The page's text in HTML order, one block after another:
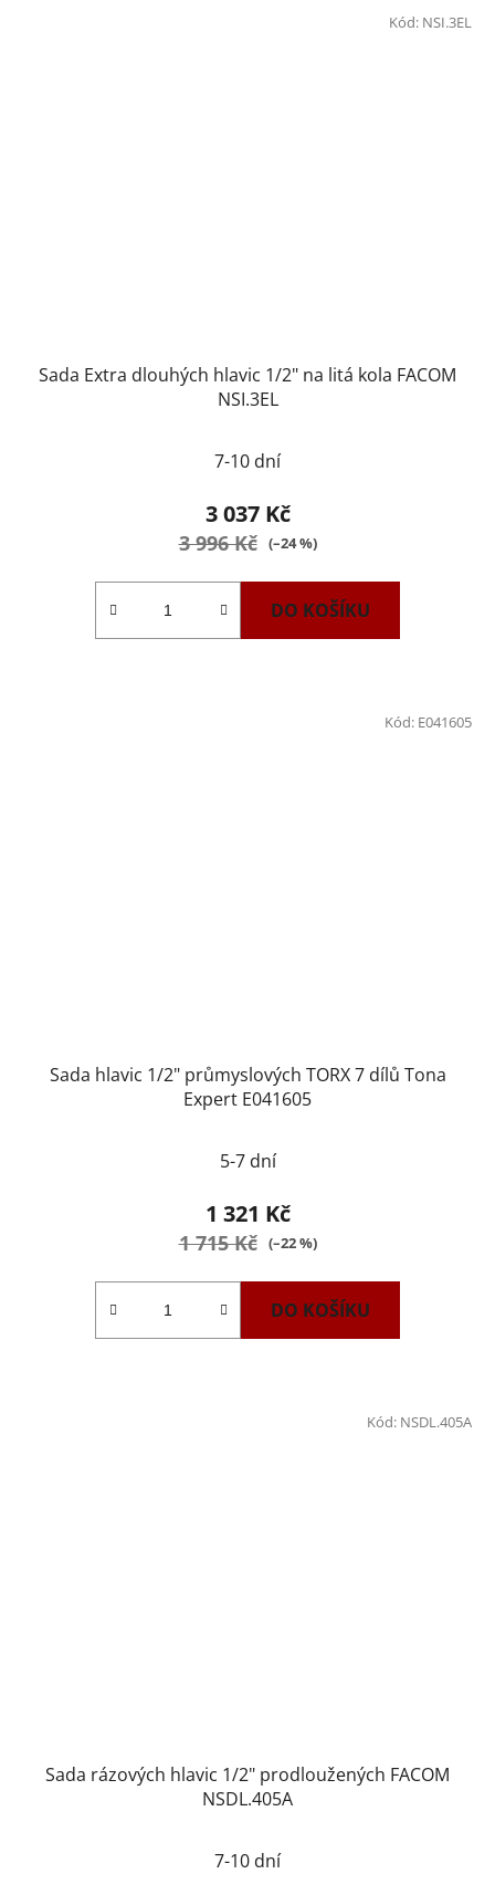
Sada Extra dlouhých hlavic 1/2" na litá kola FACOM
NSI.3EL
7-10 dní
3 037 Kč
3 996 Kč (–24 %)
DO KOŠÍKU
Kód: NSI.3EL
Sada hlavic 1/2" průmyslových TORX 7 dílů Tona
Expert E041605
5-7 dní
1 321 Kč
1 715 Kč (–22 %)
DO KOŠÍKU
Kód: E041605
Sada rázových hlavic 1/2" prodloužených FACOM
NSDL.405A
7-10 dní
Kód: NSDL.405A